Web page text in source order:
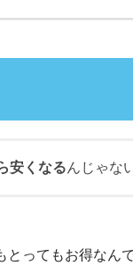
安くなるんじゃな
ってもお得なんで